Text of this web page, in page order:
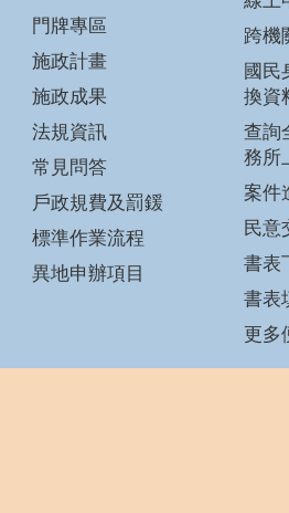
門牌專區
施政計畫
施政成果
法規資訊
常見問答
戶政規費及罰鍰
標準作業流程
異地申辦項目
跨機
國民
換資
查詢
務所
案件
民意
書表
書表
更多